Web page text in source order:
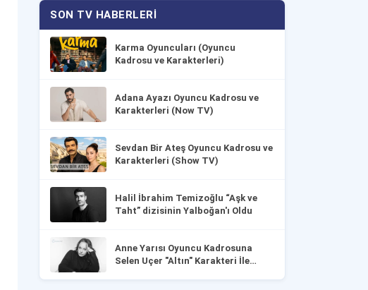
SON TV HABERLERI
Karma Oyuncuları (Oyuncu
Kadrosu ve Karakterleri)
Adana Ayazı Oyuncu Kadrosu ve
Karakterleri (Now TV)
Sevdan Bir Ateş Oyuncu Kadrosu ve
Karakterleri (Show TV)
Halil İbrahim Temizoğlu “Aşk ve
Taht” dizisinin Yalboğan'ı Oldu
Anne Yarısı Oyuncu Kadrosuna
Selen Uçer "Altın" Karakteri İle